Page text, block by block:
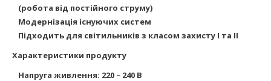
(робота від постійного струму)
Модернізація існуючих систем
Підходить для світильників з класом захисту I та II
Характеристики продукту
Напруга живлення: 220 – 240 В